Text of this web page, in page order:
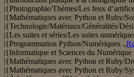
|{Photographie/Thèmes/Les feux
|{Mathématiques avec Python et Ruby/
|{Technologie/Matériaux/Généralités/
|{Les suites et séries/Les suites
|{Programmation Python/Numériques .,
|{Informatique et Sciences du
|{Mathématiques avec Python et Ruby/
|{Mathématiques avec Python et Ruby/